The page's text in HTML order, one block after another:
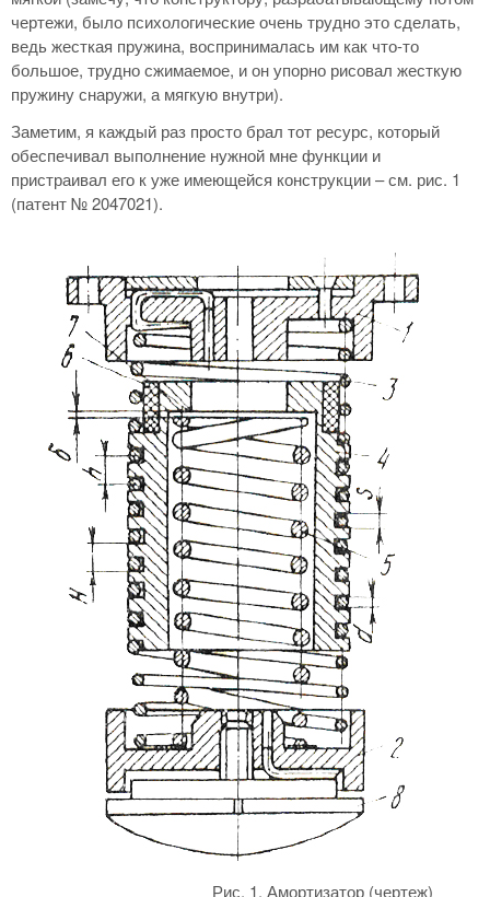
чертежи, было психологические очень трудно это сделать,
ведь жесткая пружина, воспринималась им как что-то
большое, трудно сжимаемое, и он упорно рисовал жесткую
пружину снаружи, а мягкую внутри).
Заметим, я каждый раз просто брал тот ресурс, который
обеспечивал выполнение нужной мне функции и
пристраивал его к уже имеющейся конструкции – см. рис. 1
(патент № 2047021).
Рис. 1. Амортизатор (чертеж)